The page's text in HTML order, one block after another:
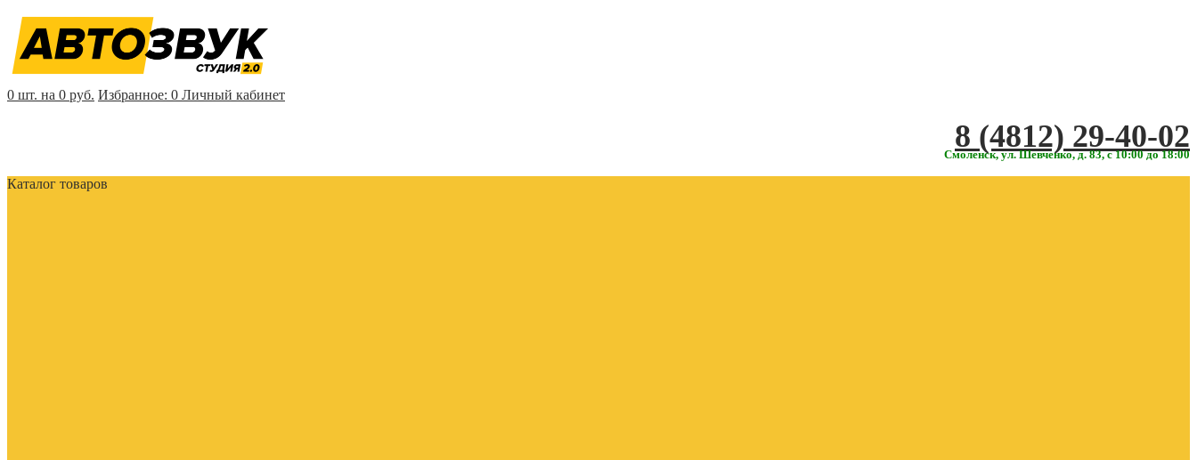
0 шт. на 0 руб. Избранное: 0 Личный кабинет
‎‎8 (4812) 29-40-02
Смоленск, ул. Шевченко, д. 83, с 10:00 до 18:00
Каталог товаров